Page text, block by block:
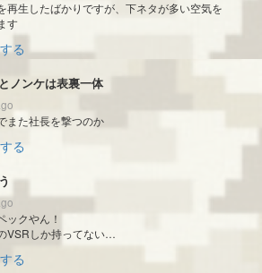
再生したばかりですが、下ネタが多い空気を
す
る
ノンケは表裏一体
また社長を撃つのか
る
ックやん！
VSRしか持ってない…
る